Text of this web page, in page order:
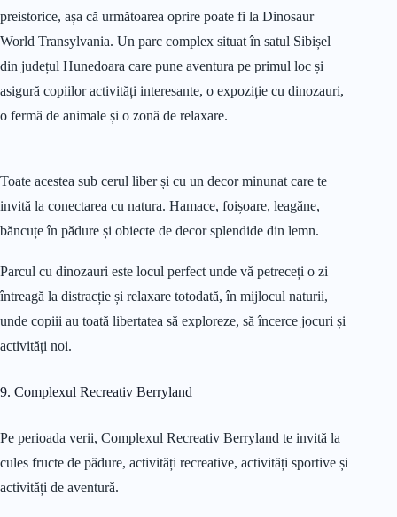
preistorice, așa că următoarea oprire poate fi la Dinosaur
World Transylvania. Un parc complex situat în satul Sibișel
din județul Hunedoara care pune aventura pe primul loc și
asigură copiilor activități interesante, o expoziție cu dinozauri,
o fermă de animale și o zonă de relaxare.
Toate acestea sub cerul liber și cu un decor minunat care te
invită la conectarea cu natura. Hamace, foișoare, leagăne,
băncuțe în pădure și obiecte de decor splendide din lemn.
Parcul cu dinozauri este locul perfect unde vă petreceți o zi
întreagă la distracție și relaxare totodată, în mijlocul naturii,
unde copiii au toată libertatea să exploreze, să încerce jocuri și
activități noi.
9. Complexul Recreativ Berryland
Pe perioada verii, Complexul Recreativ Berryland te invită la
cules fructe de pădure, activități recreative, activități sportive și
activități de aventură.